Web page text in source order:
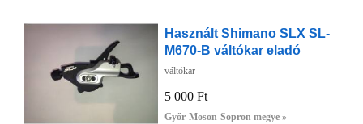
Használt Shimano SLX SL-
M670-B váltókar eladó
váltókar
5 000 Ft
Győr-Moson-Sopron megye »